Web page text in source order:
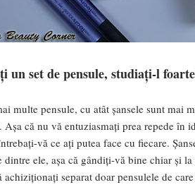
un set de pensule, studiați-l
multe pensule, cu atât șansele sunt
că nu vă entuziasmați prea repede în
vă ce ați putea face cu fiecare.
ele, așa că gândiți-vă bine chiar și
achiziționați separat doar pensulele de